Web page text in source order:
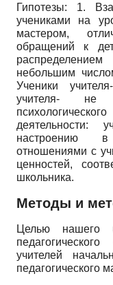
Гипотезы: 1.
учениками на
мастером,
обращений к
небольшим
Ученики
учителя- не
деятельности:
настроению в
отношениями с
ценностей,
школьника.
Методы и
Целью нашего
учителей
педагогического